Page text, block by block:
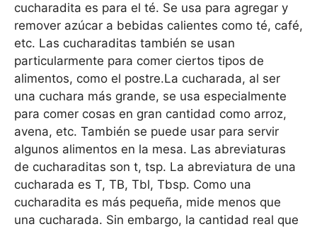
cucharadita es para el té. Se usa para agregar y
remover azúcar a bebidas calientes como té, café,
etc. Las cucharaditas también se usan
particularmente para comer ciertos tipos de
alimentos, como el postre.La cucharada, al ser
una cuchara más grande, se usa especialmente
para comer cosas en gran cantidad como arroz,
avena, etc. También se puede usar para servir
algunos alimentos en la mesa. Las abreviaturas
de cucharaditas son t, tsp. La abreviatura de una
cucharada es T, TB, Tbl, Tbsp. Como una
cucharadita es más pequeña, mide menos que
una cucharada. Sin embargo, la cantidad real que